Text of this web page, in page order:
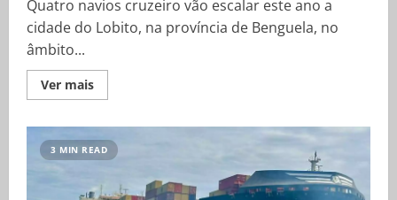
Quatro navios cruzeiro vão escalar este ano a
cidade do Lobito, na província de Benguela, no
âmbito...
Ver mais
3 MIN READ